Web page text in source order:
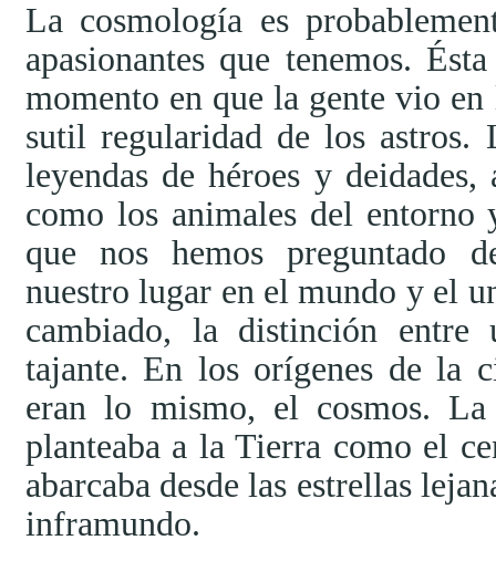
La cosmología es
apasionantes que tenemos.
momento en que la gente vio
sutil regularidad de los astros.
leyendas de héroes y
como los animales del
que nos hemos preguntado
nuestro lugar en el mundo y el
cambiado, la distinción
tajante. En los orígenes de la
eran lo mismo, el cosmos. La
planteaba a la Tierra como el
abarcaba desde las estrellas
inframundo.